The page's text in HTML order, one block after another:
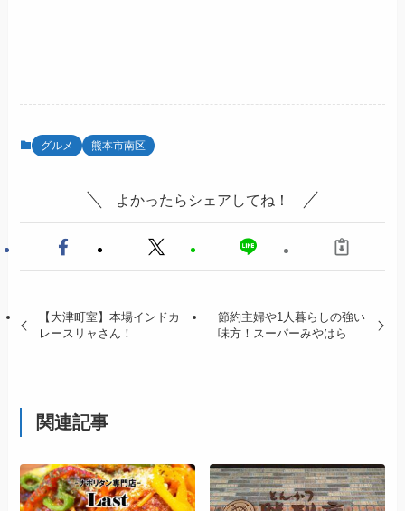
グルメ 熊本市南区
よかったらシェアしてね！
【大津町室】本場インドカ
レースリャさん！
節約主婦や1人暮らしの強い
味方！スーパーみやはら
関連記事